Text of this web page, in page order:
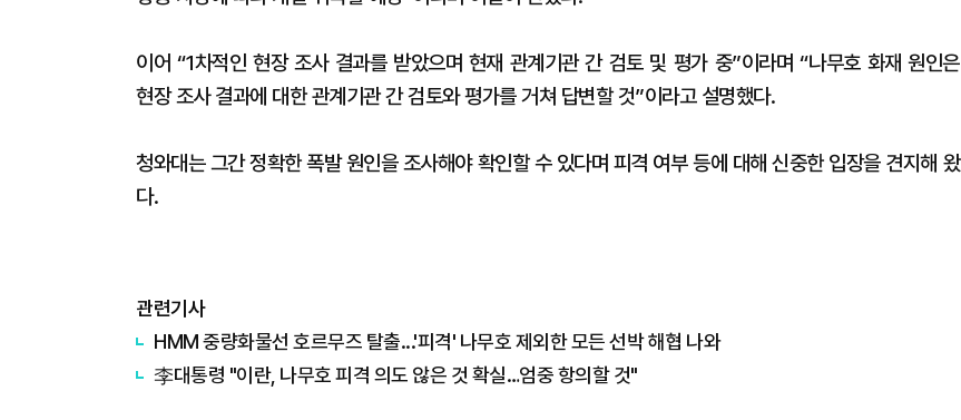
이어 “1차적인 현장 조사 결과를 받았으며 현재 관계기관 간 검토 및 평가 중”이라며 “나무호 화재 원인은
현장 조사 결과에 대한 관계기관 간 검토와 평가를 거쳐 답변할 것”이라고 설명했다.
청와대는 그간 정확한 폭발 원인을 조사해야 확인할 수 있다며 피격 여부 등에 대해 신중한 입장을 견지해 왔
다.
관련기사
HMM 중량화물선 호르무즈 탈출...'피격' 나무호 제외한 모든 선박 해협 나와
李대통령 "이란, 나무호 피격 의도 않은 것 확실…엄중 항의할 것"